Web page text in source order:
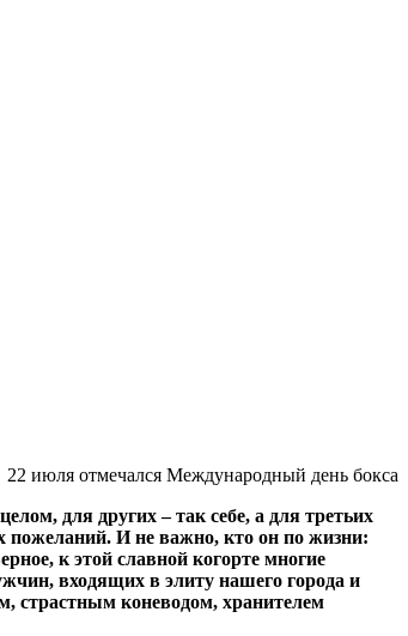
22 июля отмечался Международный день бокса
для других – так себе, а для третьих
пожеланий. И не важно, кто он по жизни:
к этой славной когорте многие
входящих в элиту нашего города и
страстным коневодом, хранителем